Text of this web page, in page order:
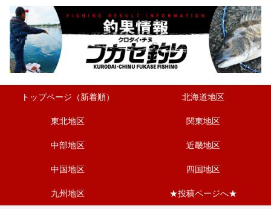
トップページ（新着順） 北海道地区
東北地区 関東地区
中部地区 近畿地区
中国地区 四国地区
九州地区 ★投稿ページへ★